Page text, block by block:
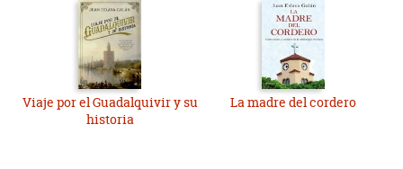
Viaje por el Guadalquivir y su
historia
La madre del cordero